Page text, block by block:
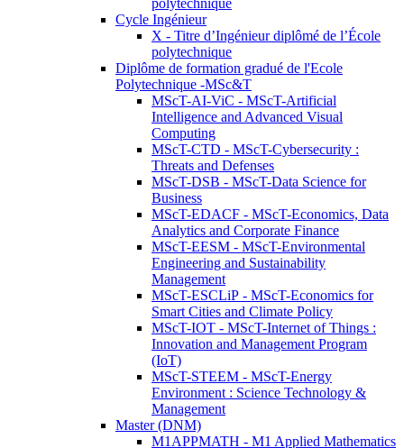
polytechnique
Cycle Ingénieur
X - Titre d’Ingénieur diplômé de l’École
polytechnique
Diplôme de formation gradué de l'Ecole
Polytechnique -MSc&T
MScT-AI-ViC - MScT-Artificial
Intelligence and Advanced Visual
Computing
MScT-CTD - MScT-Cybersecurity :
Threats and Defenses
MScT-DSB - MScT-Data Science for
Business
MScT-EDACF - MScT-Economics, Data
Analytics and Corporate Finance
MScT-EESM - MScT-Environmental
Engineering and Sustainability
Management
MScT-ESCLiP - MScT-Economics for
Smart Cities and Climate Policy
MScT-IOT - MScT-Internet of Things :
Innovation and Management Program
(IoT)
MScT-STEEM - MScT-Energy
Environment : Science Technology &
Management
Master (DNM)
M1APPMATH - M1 Applied Mathematics